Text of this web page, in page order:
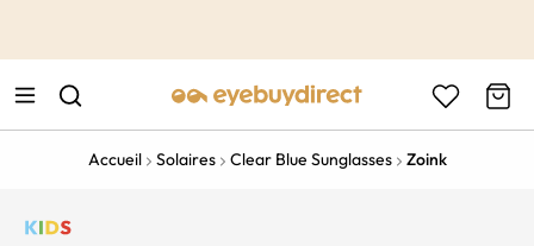
Accueil Solaires Clear Blue Sunglasses Zoink